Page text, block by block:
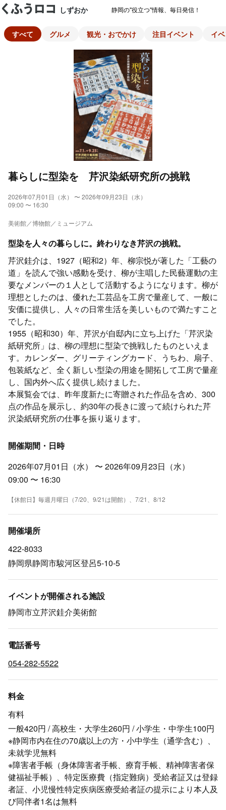
しずおか 静岡の"役立つ"情報、毎日発信！
すべて グルメ 観光・おでかけ 注目イベント イ
暮らしに型染を 芹沢染紙研究所の挑戦
2026年07月01日（水） 〜 2026年09月23日（水）
09:00 〜 16:30
美術館／博物館／ミュージアム
型染を人々の暮らしに。終わりなき芹沢の挑戦。
芹沢銈介は、1927（昭和2）年、柳宗悦が著した「工藝の
道」を読んで強い感動を受け、柳が主唱した民藝運動の主
要なメンバーの１人として活動するようになります。柳が
理想としたのは、優れた工芸品を工房で量産して、一般に
安価に提供し、人々の日常生活を美しいもので満たすこと
でした。
1955（昭和30）年、芹沢が自邸内に立ち上げた「芹沢染
紙研究所」は、柳の理想に型染で挑戦したものといえま
す。カレンダー、グリーティングカード、うちわ、扇子、
包装紙など、全く新しい型染の用途を開拓して工房で量産
し、国内外へ広く提供し続けました。
本展覧会では、昨年度新たに寄贈された作品を含め、300
点の作品を展示し、約30年の長きに渡って続けられた芹
沢染紙研究所の仕事を振り返ります。
開催期間・日時
2026年07月01日（水） 〜 2026年09月23日（水）
09:00 〜 16:30
【休館日】毎週月曜日（7/20、9/21は開館）、7/21、8/12
開催場所
422-8033
静岡県静岡市駿河区登呂5-10-5
イベントが開催される施設
静岡市立芹沢銈介美術館
電話番号
054-282-5522
料金
有料
一般420円 / 高校生・大学生260円 / 小学生・中学生100円
※静岡市内在住の70歳以上の方・小中学生（通学含む）、
未就学児無料
※障害者手帳（身体障害者手帳、療育手帳、精神障害者保
健福祉手帳）、特定医療費（指定難病）受給者証又は登録
者証、小児慢性特定疾病医療受給者証の提示により本人及
び同伴者1名は無料